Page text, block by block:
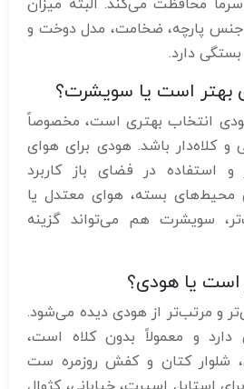
سرما محافظت می‌کند. البته میزان
جنس پارچه، ضخامت، مدل دوخت و
دارد.
بهتر است یا سویشرت؟
انتخاب بهتری است، مخصوصاً
و کلاه‌دار باشد. هودی برای هوای
و استفاده در فضای باز کاربرد
محیط‌های بسته، هوای معتدل یا
سویشرت هم می‌تواند گزینه
یا هودی؟
و مرتب‌تر از هودی دیده می‌شود.
و معمولاً بدون کلاه است،
شلوار کتان و کفش روزمره ست